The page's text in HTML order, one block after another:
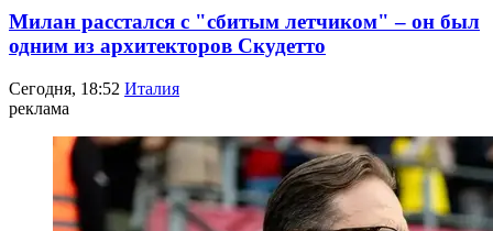
Милан расстался с "сбитым летчиком" – он был
одним из архитекторов Скудетто
Сегодня, 18:52 Италия
реклама